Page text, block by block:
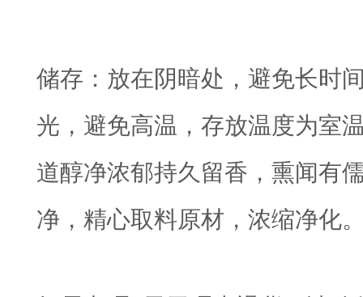
储存：放在阴暗处，避免长时
光，避免高温，存放温度为室
道醇净浓郁持久留香，熏闻有
净，精心取料原材，浓缩净化